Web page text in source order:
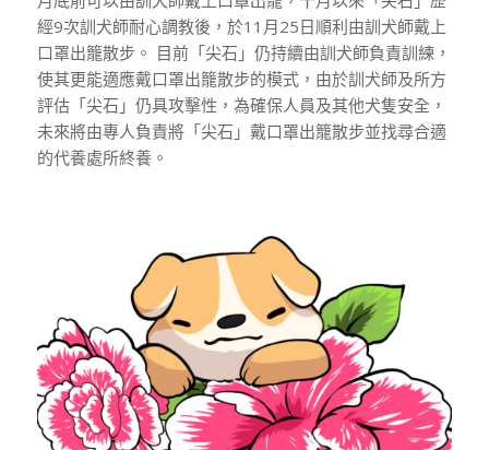
經9次訓犬師耐心調教後，於11月25日順利由訓犬師戴上
口罩出籠散步。 目前「尖石」仍持續由訓犬師負責訓練，
使其更能適應戴口罩出籠散步的模式，由於訓犬師及所方
評估「尖石」仍具攻擊性，為確保人員及其他犬隻安全，
未來將由專人負責將「尖石」戴口罩出籠散步並找尋合適
的代養處所終養。